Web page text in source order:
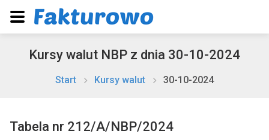
Kursy walut NBP z dnia 30-10-2024
Start Kursy walut 30-10-2024
Tabela nr 212/A/NBP/2024